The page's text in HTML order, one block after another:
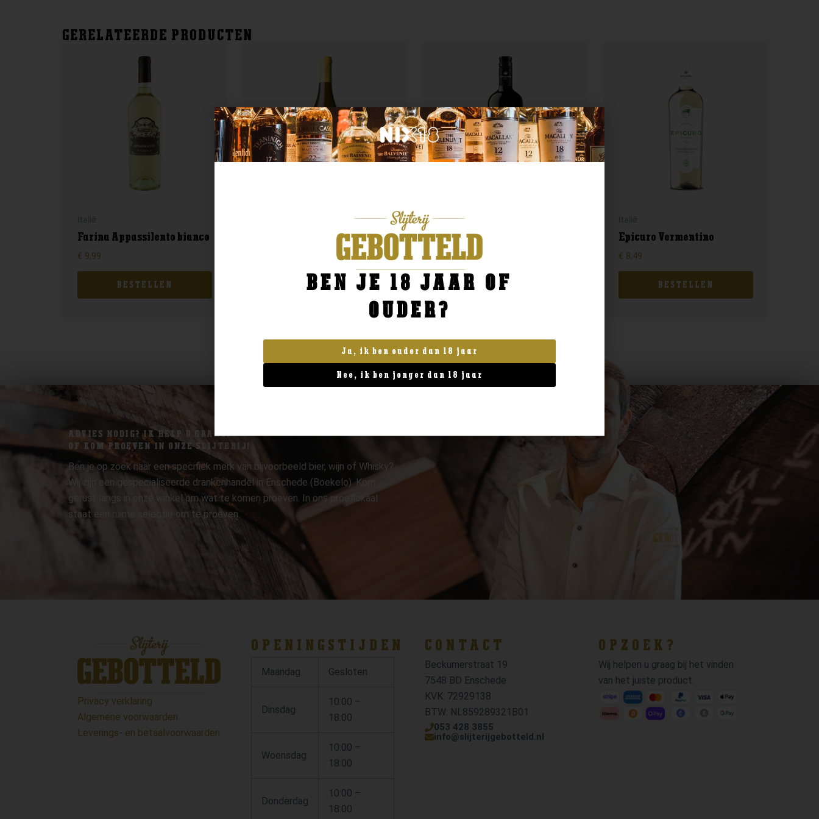
GERELATEERDE PRODUCTEN
Farina Appassilento bianco
€ 9,99
BESTELLEN
Chateau Langlois Pouilly
BESTELLEN
Land van Herkomst
Epicuro Salice Salentino
8,99
BESTELLEN
Epicuro Vermentino
€ 8,49
BESTELLEN
ADVIES NODIG? IK HELP U GRAAG.
OF KOM PROEVEN IN ONZE SLIJTERIJ!
Ben je op zoek naar een specifiek merk van bijvoorbeeld bier, wijn of Whisky?
Wij zijn een gespecialiseerde drankenhandel in Enschede (Boekelo). Kom
gerust langs in onze winkel om wat te komen proeven. In ons proeflokaal
staat een ruime selectie om te proeven.
Privacy verklaring
Algemene voorwaarden
Leverings- en betaalvoorwaarden
OPENINGSTIJDEN
Maandag Gesloten
Dinsdag
10:00 –
18:00
Woensdag
10:00 –
18:00
Donderdag
10:00 –
18:00
CONTACT
Beckumerstraat 19
7548 BD Enschede
KVK: 72929138
BTW: NL859289321B01
053 428 3855
info@slijterijgebotteld.nl
OPZOEK?
Wij helpen u graag bij het vinden
van het juiste product.
BEN JE 18 JAAR OF
OUDER?
Ja, ik ben ouder dan 18 jaar
Nee, ik ben jonger dan 18 jaar